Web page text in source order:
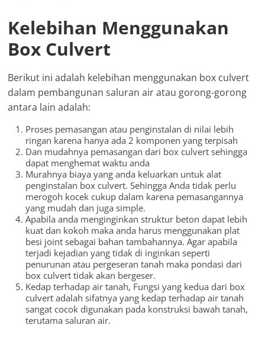
Kelebihan Menggunakan
Box Culvert
Berikut ini adalah kelebihan menggunakan box culvert
dalam pembangunan saluran air atau gorong-gorong
antara lain adalah:
Proses pemasangan atau penginstalan di nilai lebih
ringan karena hanya ada 2 komponen yang terpisah
Dan mudahnya pemasangan dari box culvert sehingga
dapat menghemat waktu anda
Murahnya biaya yang anda keluarkan untuk alat
penginstalan box culvert. Sehingga Anda tidak perlu
merogoh kocek cukup dalam karena pemasangannya
yang mudah dan juga simple.
Apabila anda menginginkan struktur beton dapat lebih
kuat dan kokoh maka anda harus menggunakan plat
besi joint sebagai bahan tambahannya. Agar apabila
terjadi kejadian yang tidak di inginkan seperti
penurunan atau pergeseran tanah maka pondasi dari
box culvert tidak akan bergeser.
Kedap terhadap air tanah, Fungsi yang kedua dari box
culvert adalah sifatnya yang kedap terhadap air tanah
sangat cocok digunakan pada konstruksi bawah tanah,
terutama saluran air.